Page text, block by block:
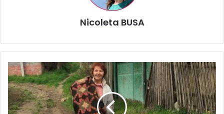
Nicoleta BUSA
Varvara
Buzilă,
etnolog
din
Republica